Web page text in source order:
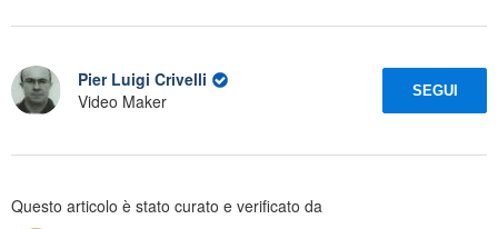
Pier Luigi Crivelli
Video Maker
SEGUI
Questo articolo è stato curato e verificato da